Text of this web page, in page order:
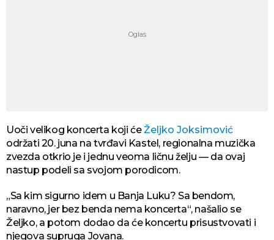
Uoči velikog koncerta koji ćeŽeljko Joksimović
održati 20. juna na tvrđavi Kastel, regionalna muzička
zvezda otkrio je i jednu veoma ličnu želju — da ovaj
nastup podeli sa svojom porodicom.
„Sa kim sigurno idem u Banja Luku? Sa bendom,
naravno, jer bez benda nema koncerta“, našalio se
Željko, a potom dodao da će koncertu prisustvovati i
njegova supruga Jovana.